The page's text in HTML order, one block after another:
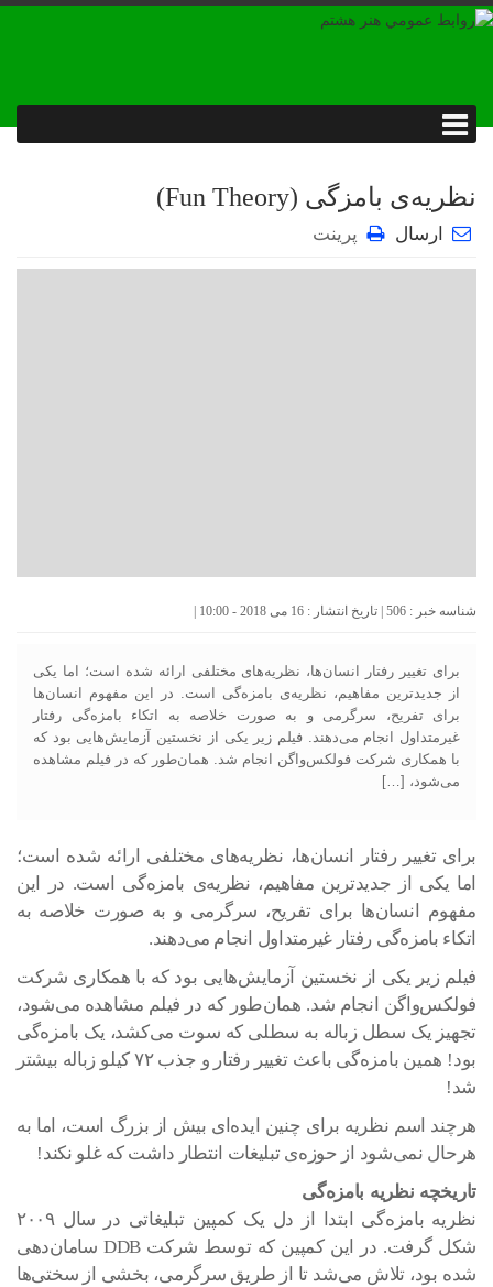
️نظریه‌ی بامزگی (Fun Theory)
ارسال پرینت
شناسه خبر : 506 | تاریخ انتشار : 16 می 2018 - 10:00 |
برای تغییر رفتار انسان‌ها، نظریه‌های مختلفی ارائه شده است؛‌ اما یکی
از جدیدترین مفاهیم، نظریه‌ی بامزه‌گی است. در این مفهوم انسان‌ها
برای تفریح، سرگرمی و به صورت خلاصه به اتکاء بامزه‌گی رفتار
غیرمتداول انجام می‌دهند. فیلم زیر یکی از نخستین آزمایش‌هایی بود که
با همکاری شرکت فولکس‌واگن انجام شد. همان‌طور که در فیلم مشاهده
می‌شود، […]
برای تغییر رفتار انسان‌ها، نظریه‌های مختلفی ارائه شده است؛‌
اما یکی از جدیدترین مفاهیم، نظریه‌ی بامزه‌گی است. در این
مفهوم انسان‌ها برای تفریح، سرگرمی و به صورت خلاصه به
اتکاء بامزه‌گی رفتار غیرمتداول انجام می‌دهند.
فیلم زیر یکی از نخستین آزمایش‌هایی بود که با همکاری شرکت
فولکس‌واگن انجام شد. همان‌طور که در فیلم مشاهده می‌شود،
تجهیز یک سطل زباله به سطلی که سوت می‌کشد، یک بامزه‌گی
بود! همین بامزه‌گی باعث تغییر رفتار و جذب ۷۲ کیلو زباله بیشتر
شد!
هرچند اسم نظریه برای چنین ایده‌ای بیش از بزرگ است، اما به
هرحال نمی‌شود از حوزه‌ی تبلیغات انتطار داشت که غلو نکند!
تاریخچه نظریه بامزه‌گی
نظریه بامزه‌گی ابتدا از دل یک کمپین تبلیغاتی در سال ۲۰۰۹
شکل گرفت. در این کمپین که توسط شرکت DDB سامان‌دهی
شده بود، تلاش می‌شد تا از طریق سرگرمی، بخشی از سختی‌ها